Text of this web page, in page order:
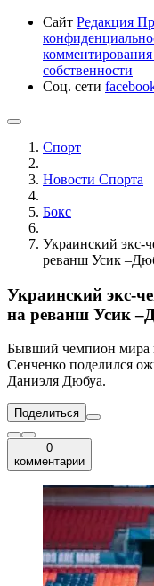
Сайт Редакция
комментирования
собственности
Соц. сети
Спорт
Новости Cпорта
Бокс
Украинский экс-
реванш Усик
Украинский экс-
на реванш Усик
Бывший чемпион мира
Сенченко поделился
Даниэля Дюбуа.
Поделиться
0
комментарии